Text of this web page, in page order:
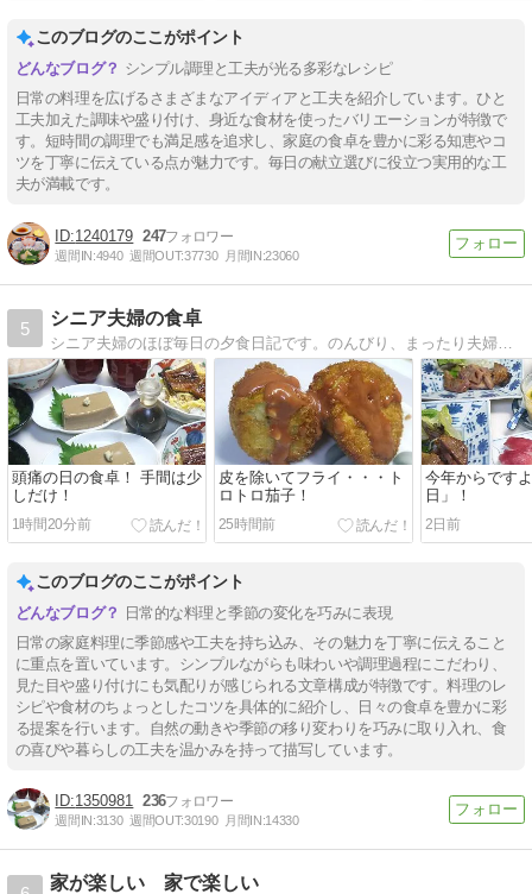
このブログのここがポイント
シンプル調理と工夫が光る多彩なレシピ
日常の料理を広げるさまざまなアイディアと工夫を紹介しています。ひと
工夫加えた調味や盛り付け、身近な食材を使ったバリエーションが特徴で
す。短時間の調理でも満足感を追求し、家庭の食卓を豊かに彩る知恵やコ
ツを丁寧に伝えている点が魅力です。毎日の献立選びに役立つ実用的な工
夫が満載です。
1240179 247
週間IN:4940 週間OUT:37730 月間IN:23060
5
シニア夫婦の食卓
シニア夫婦のほぼ毎日の夕食日記です。のんびり、まったり夫婦のおとぼけの毎日をつづります。
頭痛の日の食卓！ 手間は少
しだけ！
1時間20分前
皮を除いてフライ・・・ト
ロトロ茄子！
25時間前
今年からです
日」！
2日前
このブログのここがポイント
日常的な料理と季節の変化を巧みに表現
日常の家庭料理に季節感や工夫を持ち込み、その魅力を丁寧に伝えること
に重点を置いています。シンプルながらも味わいや調理過程にこだわり、
見た目や盛り付けにも気配りが感じられる文章構成が特徴です。料理のレ
シピや食材のちょっとしたコツを具体的に紹介し、日々の食卓を豊かに彩
る提案を行います。自然の動きや季節の移り変わりを巧みに取り入れ、食
の喜びや暮らしの工夫を温かみを持って描写しています。
1350981 236
週間IN:3130 週間OUT:30190 月間IN:14330
家が楽しい 家で楽しい